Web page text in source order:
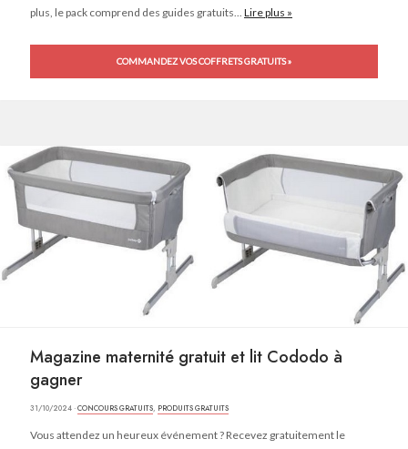
plus, le pack comprend des guides gratuits... Lire plus »
COMMANDEZ VOS COFFRETS GRATUITS »
Magazine maternité gratuit et lit Cododo à
gagner
31/10/2024 ·CONCOURS GRATUITS, PRODUITS GRATUITS
Vous attendez un heureux événement ? Recevez gratuitement le